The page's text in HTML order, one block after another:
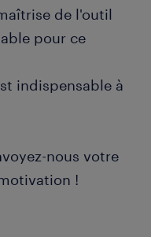
de l'outil
pour ce
indispensable à
nous votre
!